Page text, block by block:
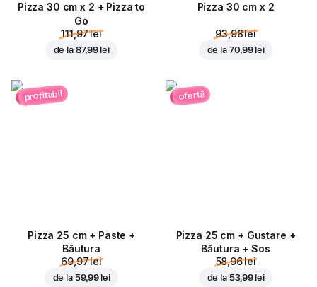
Pizza 30 cm x 2 + Pizza to
Go
111,97 lei
de la 87,99 lei
Pizza 30 cm x 2
93,98 lei
de la 70,99 lei
profitabil
Pizza 25 cm + Paste +
Băutura
69,97 lei
de la 59,99 lei
ofertă
Pizza 25 cm + Gustare +
Băutura + Sos
58,96 lei
de la 53,99 lei